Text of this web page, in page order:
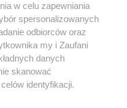
0
korzystania z portali
Skontakuj sięz nami
Kontakt
Wydawca
Redakcja
w celu zapewniania
spersonalizowanych
odbiorców oraz
my i Zaufani
danych
skanować
identyfikacji.